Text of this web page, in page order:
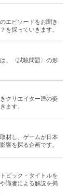
エピソードをお聞き
を探っていきます。
、〈試験問題〉の形
クリエイター達の姿
ます。
材し、ゲームが日本
響を探る企画です。
ピック・タイトルを
識者による解説を掲